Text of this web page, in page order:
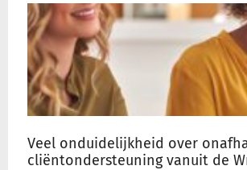
Veel onduidelijkheid over
cliëntondersteuning vanuit de
onduidelijkheid
over
onafhankelijke
cliëntondersteuning
vanuit
Wmo